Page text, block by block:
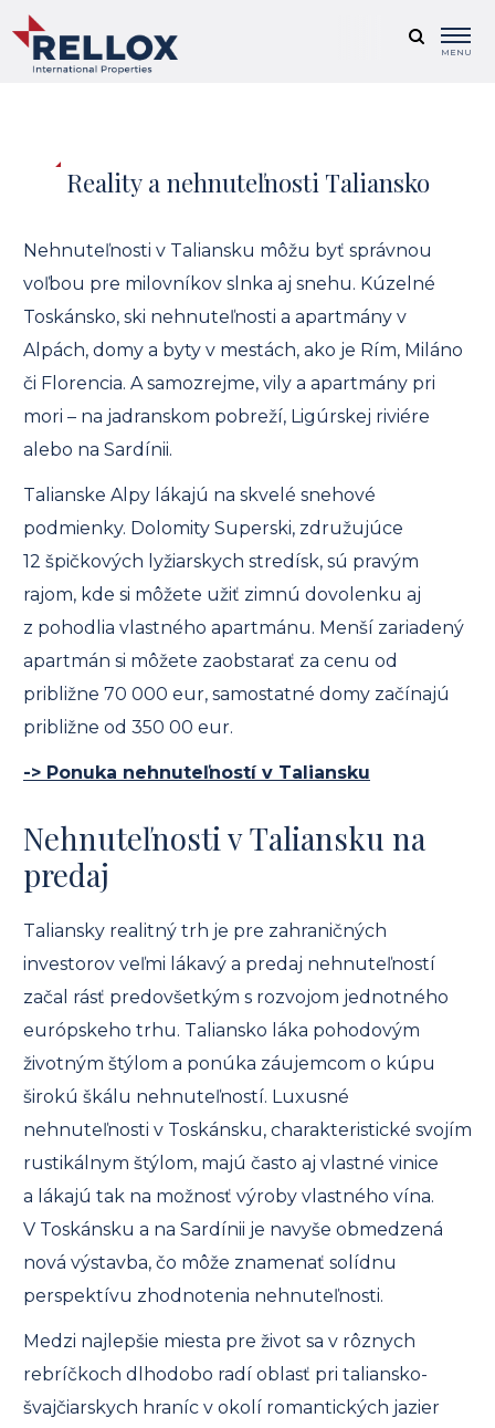
MENU
Reality a nehnuteľnosti Taliansko
Nehnuteľnosti v Taliansku môžu byť správnou
voľbou pre milovníkov slnka aj snehu. Kúzelné
Toskánsko, ski nehnuteľnosti a apartmány v
Alpách, domy a byty v mestách, ako je Rím, Miláno
či Florencia. A samozrejme, vily a apartmány pri
mori – na jadranskom pobreží, Ligúrskej riviére
alebo na Sardínii.
Talianske Alpy lákajú na skvelé snehové
podmienky. Dolomity Superski, združujúce
12 špičkových lyžiarskych stredísk, sú pravým
rajom, kde si môžete užiť zimnú dovolenku aj
z pohodlia vlastného apartmánu. Menší zariadený
apartmán si môžete zaobstarať za cenu od
približne 70 000 eur, samostatné domy začínajú
približne od 350 00 eur.
-> Ponuka nehnuteľností v Taliansku
Nehnuteľnosti v Taliansku na
predaj
Taliansky realitný trh je pre zahraničných
investorov veľmi lákavý a predaj nehnuteľností
začal rásť predovšetkým s rozvojom jednotného
európskeho trhu. Taliansko láka pohodovým
životným štýlom a ponúka záujemcom o kúpu
širokú škálu nehnuteľností. Luxusné
nehnuteľnosti v Toskánsku, charakteristické svojím
rustikálnym štýlom, majú často aj vlastné vinice
a lákajú tak na možnosť výroby vlastného vína.
V Toskánsku a na Sardínii je navyše obmedzená
nová výstavba, čo môže znamenať solídnu
perspektívu zhodnotenia nehnuteľnosti.
Medzi najlepšie miesta pre život sa v rôznych
rebríčkoch dlhodobo radí oblasť pri taliansko-
švajčiarskych hraníc v okolí romantických jazier